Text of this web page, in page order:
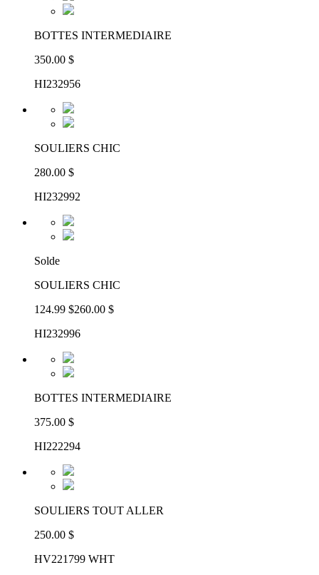
BOTTES INTERMEDIAIRE
350.00 $
HI232956
SOULIERS CHIC
280.00 $
HI232992
Solde
SOULIERS CHIC
124.99 $260.00 $
HI232996
BOTTES INTERMEDIAIRE
375.00 $
HI222294
SOULIERS TOUT ALLER
250.00 $
HV221799 WHT